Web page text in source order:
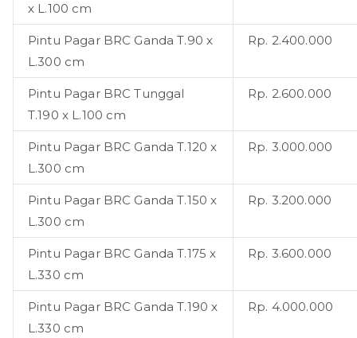
x L.100 cm
Pintu Pagar BRC Ganda T.90 x
L.300 cm
Rp. 2.400.000
Pintu Pagar BRC Tunggal
T.190 x L.100 cm
Rp. 2.600.000
Pintu Pagar BRC Ganda T.120 x
L.300 cm
Rp. 3.000.000
Pintu Pagar BRC Ganda T.150 x
L.300 cm
Rp. 3.200.000
Pintu Pagar BRC Ganda T.175 x
L.330 cm
Rp. 3.600.000
Pintu Pagar BRC Ganda T.190 x
L.330 cm
Rp. 4.000.000